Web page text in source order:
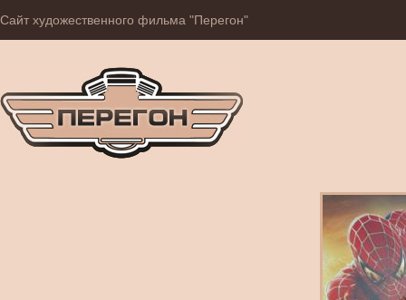
Сайт художественного фильма "Перегон"